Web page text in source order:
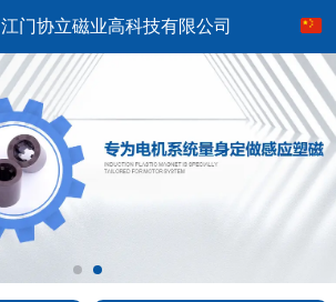
江门协立磁业高科技有限公司